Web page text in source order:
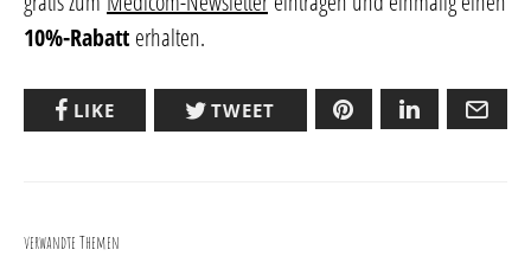
10%-Rabatt erhalten.
LIKE TWEET
verwandte Themen